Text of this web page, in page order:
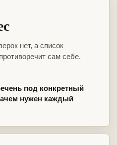
нет, а список
сам себе.
под конкретный
нужен каждый